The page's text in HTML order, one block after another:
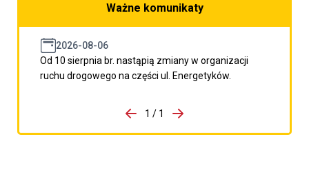
Ważne komunikaty
2026-08-06
Od 10 sierpnia br. nastąpią zmiany w organizacji
ruchu drogowego na części ul. Energetyków.
porzpedniego komunikatu
1 / 1
Przejdź do następnego